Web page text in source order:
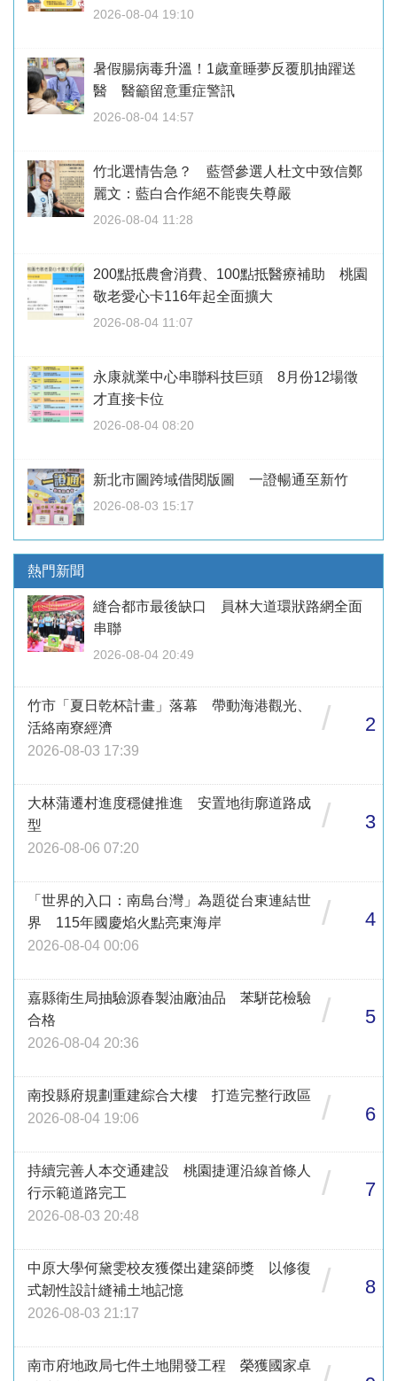
2026-08-04 19:10
暑假腸病毒升溫！1歲童睡夢反覆肌抽躍送
醫 醫籲留意重症警訊
2026-08-04 14:57
竹北選情告急？ 藍營參選人杜文中致信鄭
麗文：藍白合作絕不能喪失尊嚴
2026-08-04 11:28
200點抵農會消費、100點抵醫療補助 桃園
敬老愛心卡116年起全面擴大
2026-08-04 11:07
永康就業中心串聯科技巨頭 8月份12場徵
才直接卡位
2026-08-04 08:20
新北市圖跨域借閱版圖 一證暢通至新竹
2026-08-03 15:17
熱門新聞
縫合都市最後缺口 員林大道環狀路網全面
串聯
2026-08-04 20:49
竹市「夏日乾杯計畫」落幕 帶動海港觀光、
活絡南寮經濟
2026-08-03 17:39
/ 2
大林蒲遷村進度穩健推進 安置地街廓道路成
型
2026-08-06 07:20
/ 3
「世界的入口：南島台灣」為題從台東連結世
界 115年國慶焰火點亮東海岸
2026-08-04 00:06
/ 4
嘉縣衛生局抽驗源春製油廠油品 苯駢芘檢驗
合格
2026-08-04 20:36
/ 5
南投縣府規劃重建綜合大樓 打造完整行政區
2026-08-04 19:06
/ 6
持續完善人本交通建設 桃園捷運沿線首條人
行示範道路完工
2026-08-03 20:48
/ 7
中原大學何黛雯校友獲傑出建築師獎 以修復
式韌性設計縫補土地記憶
2026-08-03 21:17
/ 8
南市府地政局七件土地開發工程 榮獲國家卓